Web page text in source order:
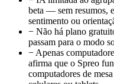
beta — sem resumos,
sentimento ou
− Não há plano
passam para o modo
− Apenas
afirma que o Spreo
computadores de